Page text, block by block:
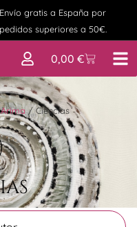
Envío gratis a España por
pedidos superiores a 50€.
0,00 €
/Ciencias